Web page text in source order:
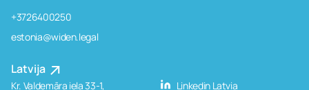
+3726400250
estonia@widen.legal
Latvija
Kr. Valdemāra iela 33-1,
Linkedin Latvia